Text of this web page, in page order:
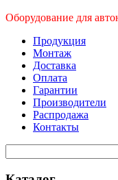
Оборудование для
Продукция
Монтаж
Доставка
Оплата
Гарантии
Производители
Распродажа
Контакты